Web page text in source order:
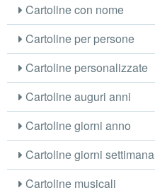
Cartoline con nome
Cartoline per persone
Cartoline personalizzate
Cartoline auguri anni
Cartoline giorni anno
Cartoline giorni settimana
Cartoline musicali